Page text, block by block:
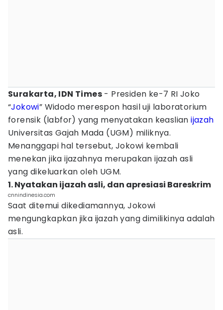
Surakarta, IDN Times - Presiden ke-7 RI Joko
“Jokowi” Widodo merespon hasil uji laboratorium
forensik (labfor) yang menyatakan keaslianijazah
Universitas Gajah Mada (UGM) miliknya.
Menanggapi hal tersebut, Jokowi kembali
menekan jika ijazahnya merupakan ijazah asli
yang dikeluarkan oleh UGM.
1. Nyatakan ijazah asli, dan apresiasi Bareskrim
cnnindinesia.com
Saat ditemui dikediamannya, Jokowi
mengungkapkan jika ijazah yang dimilikinya adalah
asli.